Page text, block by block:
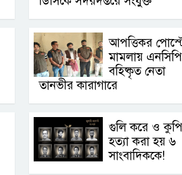
আপত্তিকর
মামলায়
বহিষ্কৃত নেতা
তানভীর কারাগারে
গুলি করে ও
হত্যা করা হয় ৬
সাংবাদিককে!